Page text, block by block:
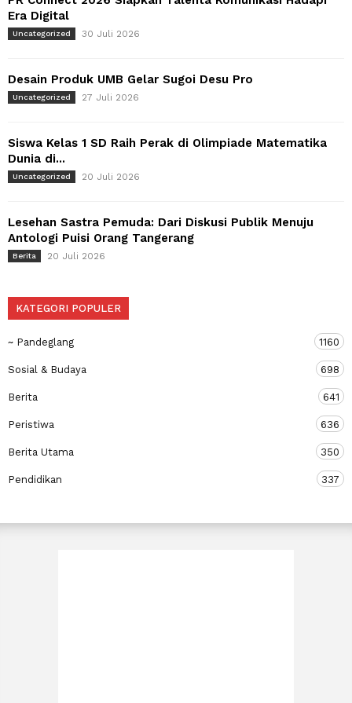
Era Digital
Uncategorized 30 Juli 2026
Desain Produk UMB Gelar Sugoi Desu Pro
Uncategorized 27 Juli 2026
Siswa Kelas 1 SD Raih Perak di Olimpiade Matematika
Dunia di...
Uncategorized 20 Juli 2026
Lesehan Sastra Pemuda: Dari Diskusi Publik Menuju
Antologi Puisi Orang Tangerang
Berita 20 Juli 2026
KATEGORI POPULER
~ Pandeglang 1160
Sosial & Budaya 698
Berita 641
Peristiwa 636
Berita Utama 350
Pendidikan 337